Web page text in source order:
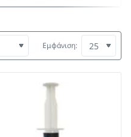
Εμφάνιση: